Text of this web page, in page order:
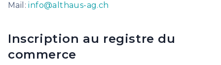
Mail:info@althaus-ag.ch
Inscription au registre du
commerce